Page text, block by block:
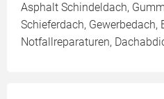
Asphalt Schindeldach,
Schieferdach, Gewerbedach,
Notfallreparaturen,